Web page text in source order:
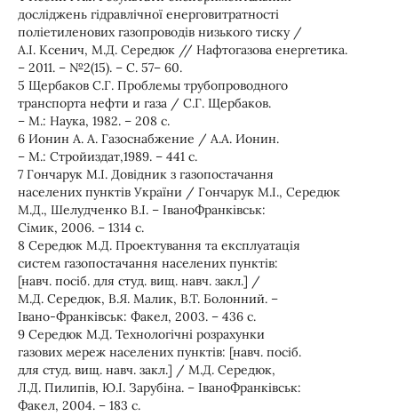
досліджень гідравлічної енерговитратності
поліетиленових газопроводів низького тиску /
А.І. Ксенич, М.Д. Середюк // Нафтогазова енергетика.
– 2011. – №2(15). – С. 57– 60.
5 Щербаков С.Г. Проблемы трубопроводного
транспорта нефти и газа / С.Г. Щербаков.
– М.: Наука, 1982. – 208 с.
6 Ионин А. А. Газоснабжение / А.А. Ионин.
– М.: Стройиздат,1989. – 441 с.
7 Гончарук М.І. Довідник з газопостачання
населених пунктів України / Гончарук М.І., Середюк
М.Д., Шелудченко В.І. – ІваноФранківськ:
Сімик, 2006. – 1314 с.
8 Середюк М.Д. Проектування та експлуатація
систем газопостачання населених пунктів:
[навч. посіб. для студ. вищ. навч. закл.] /
М.Д. Середюк, В.Я. Малик, В.Т. Болонний. –
Івано-Франківськ: Факел, 2003. – 436 с.
9 Середюк М.Д. Технологічні розрахунки
газових мереж населених пунктів: [навч. посіб.
для студ. вищ. навч. закл.] / М.Д. Середюк,
Л.Д. Пилипів, Ю.І. Зарубіна. – ІваноФранківськ:
Факел, 2004. – 183 с.